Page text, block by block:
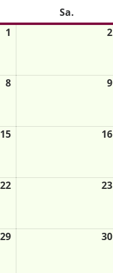
Sa.
1 2
8 9
15 16
22 23
29 30